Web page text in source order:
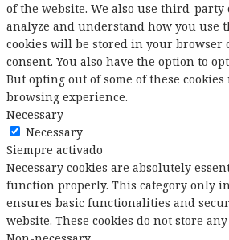
of the website. We also use third-party
analyze and understand how you use
cookies will be stored in your browser
consent. You also have the option to
But opting out of some of these
browsing experience.
Necessary
Necessary
Siempre activado
Necessary cookies are absolutely
function properly. This category only
ensures basic functionalities and
website. These cookies do not store